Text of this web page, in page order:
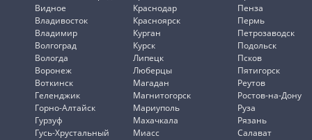
Видное
Владивосток
Владимир
Волгоград
Вологда
Воронеж
Воткинск
Геленджик
Горно-Алтайск
Гурзуф
Гусь-Хрустальный
Краснодар
Красноярск
Курган
Курск
Липецк
Люберцы
Магадан
Магнитогорск
Мариуполь
Махачкала
Миасс
Пенза
Пермь
Петрозаводск
Подольск
Псков
Пятигорск
Реутов
Ростов-на-Дону
Руза
Рязань
Салават